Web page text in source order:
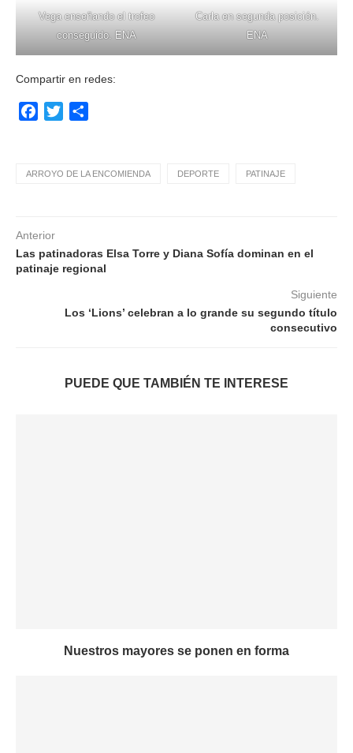
Vega enseñando el trofeo
conseguido. ENA
Carla en segunda posición.
ENA
Compartir en redes:
Facebook
Twitter
ARROYO DE LA ENCOMIENDA DEPORTE PATINAJE
Anterior
Las patinadoras Elsa Torre y Diana Sofía dominan en el
patinaje regional
Siguiente
Los ‘Lions’ celebran a lo grande su segundo título
consecutivo
PUEDE QUE TAMBIÉN TE INTERESE
Nuestros mayores se ponen en forma